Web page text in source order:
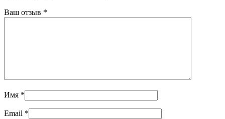
Ваш отзыв *
Имя *
Email *